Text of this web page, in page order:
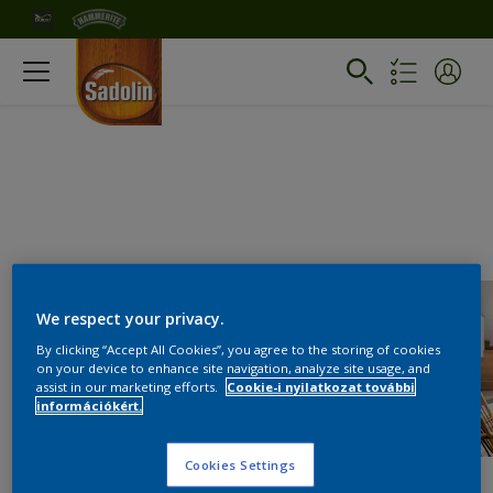
We respect your privacy.
By clicking “Accept All Cookies”, you agree to the storing of cookies
on your device to enhance site navigation, analyze site usage, and
assist in our marketing efforts.
Cookie-i nyilatkozat további
információkért.
Cookies Settings